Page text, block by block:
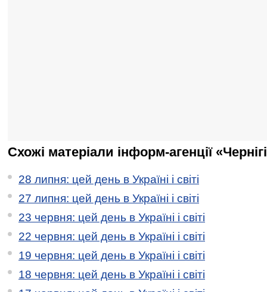
Схожі матеріали інформ-агенції
28 липня: цей день в Україні і світі
27 липня: цей день в Україні і світі
23 червня: цей день в Україні і світі
22 червня: цей день в Україні і світі
19 червня: цей день в Україні і світі
18 червня: цей день в Україні і світі